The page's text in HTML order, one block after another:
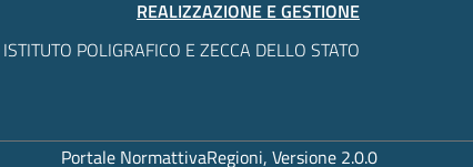
REALIZZAZIONE E GESTIONE
ISTITUTO POLIGRAFICO E ZECCA DELLO STATO
Portale NormattivaRegioni, Versione 2.0.0